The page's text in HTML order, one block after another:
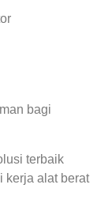
bagi
terbaik
kerja alat berat